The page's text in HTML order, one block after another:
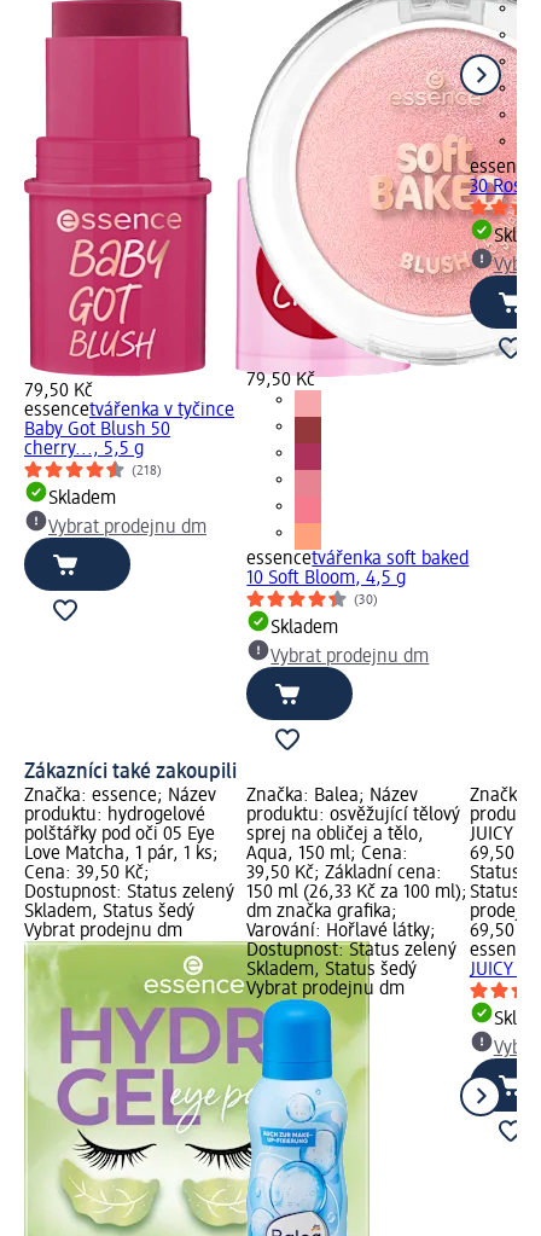
79,50 Kč
essencetvářenka v tyčince
Baby Got Blush 50
cherry..., 5,5 g
(218)
Skladem
Vybrat prodejnu dm
79,50 Kč
essencetvářenka soft baked
10 Soft Bloom, 4,5 g
(30)
Skladem
Vybrat prodejnu dm
essence
30 Rose
Zákazníci také zakoupili
Značka: essence; Název
produktu: hydrogelové
polštářky pod oči 05 Eye
Love Matcha, 1 pár, 1 ks;
Cena: 39,50 Kč;
Dostupnost: Status zelený
Skladem, Status šedý
Vybrat prodejnu dm
Značka: Balea; Název
produktu: osvěžující tělový
sprej na obličej a tělo,
Aqua, 150 ml; Cena:
39,50 Kč; Základní cena:
150 ml (26,33 Kč za 100 ml);
dm značka grafika;
Varování: Hořlavé látky;
Dostupnost: Status zelený
Skladem, Status šedý
Vybrat prodejnu dm
Značka:
JUICY
69,50
Status
Status
69,50 Kč
essence
JUICY